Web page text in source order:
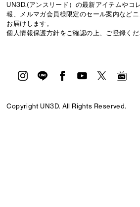
UN3D.(アンスリード）の最新アイテムやコ
報、メルマガ会員様限定のセール案内など
お届けします。
個人情報保護方針をご確認の上、ご登録くだ
Copyright UN3D. All Rights Reserved.